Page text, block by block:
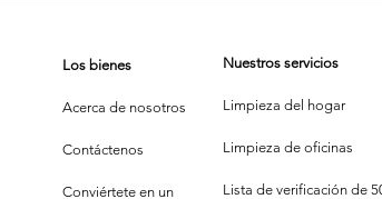
se Convierte
en Comedia
Los bienes
Acerca de nosotros
Contáctenos
Conviértete en un
Nuestros servicios
Limpieza del hogar
Limpieza de oficinas
Lista de verificación de